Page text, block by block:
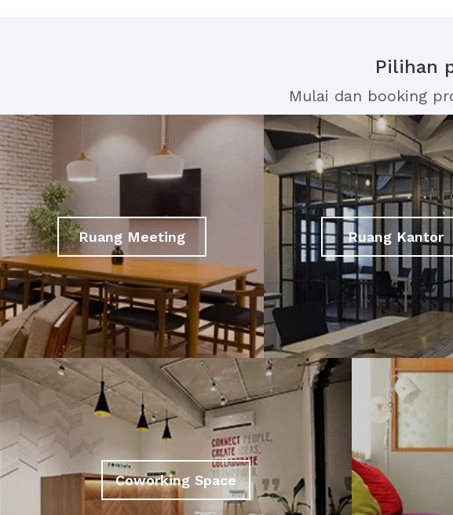
Pilihan
Mulai dan booking
Ruang Meeting Ruang Kantor
Coworking Space